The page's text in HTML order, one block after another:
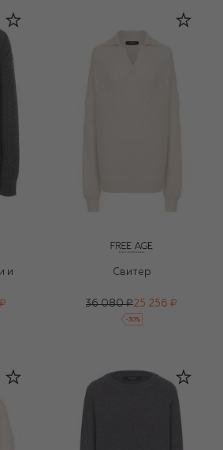
и
Свитер
36 080 ₽25 256 ₽
-30%